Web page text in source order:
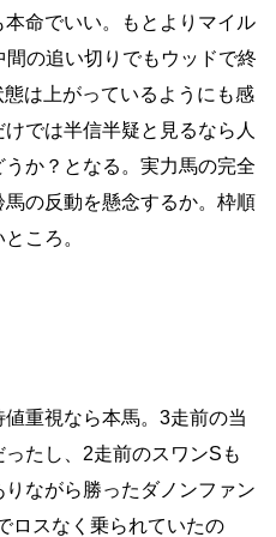
命でいい。もとよりマイル
の追い切りでもウッドで終
は上がっているようにも感
では半信半疑と見るなら人
か？となる。実力馬の完全
の反動を懸念するか。枠順
ころ。
重視なら本馬。3走前の当
たし、2走前のスワンSも
ながら勝ったダノンファン
ロスなく乗られていたの